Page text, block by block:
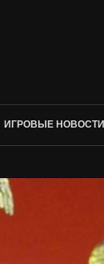
ИГРОВЫЕ НОВОСТИ